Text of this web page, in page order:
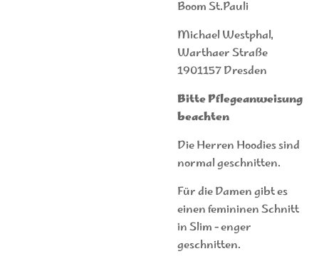
Boom St.Pauli
Michael Westphal,
Warthaer Straße
1901157 Dresden
Bitte Pflegeanweisung
beachten
Die Herren Hoodies sind
normal geschnitten.
Für die Damen gibt es
einen femininen Schnitt
in Slim - enger
geschnitten.